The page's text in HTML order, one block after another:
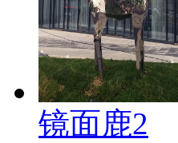
镜面鹿2